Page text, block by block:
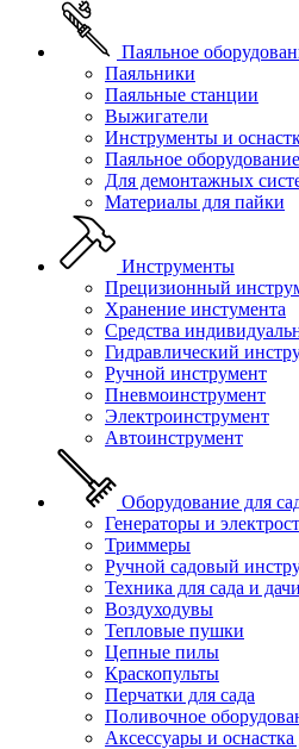
Паяльное
Паяльники
Паяльные станции
Выжигатели
Инструменты и
Паяльное
Для демонтажных
Материалы для пайки
Инструменты
Прецизионный
Хранение инстумента
Средства
Гидравлический
Ручной инструмент
Пневмоинструмент
Электроинструмент
Автоинструмент
Оборудование для
Генераторы и
Триммеры
Ручной садовый
Техника для сада и дачи
Воздуходувы
Тепловые пушки
Цепные пилы
Краскопульты
Перчатки для сада
Поливочное
Аксессуары и